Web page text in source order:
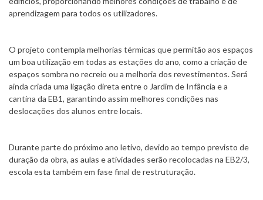
aprendizagem para todos os utilizadores.
O projeto contempla melhorias térmicas que permitão aos espaços
um boa utilização em todas as estações do ano, como a criação de
espaços sombra no recreio ou a melhoria dos revestimentos. Será
ainda criada uma ligação direta entre o Jardim de Infância e a
cantina da EB1, garantindo assim melhores condições nas
deslocações dos alunos entre locais.
Durante parte do próximo ano letivo, devido ao tempo previsto de
duração da obra, as aulas e atividades serão recolocadas na EB2/3,
escola esta também em fase final de restruturação.